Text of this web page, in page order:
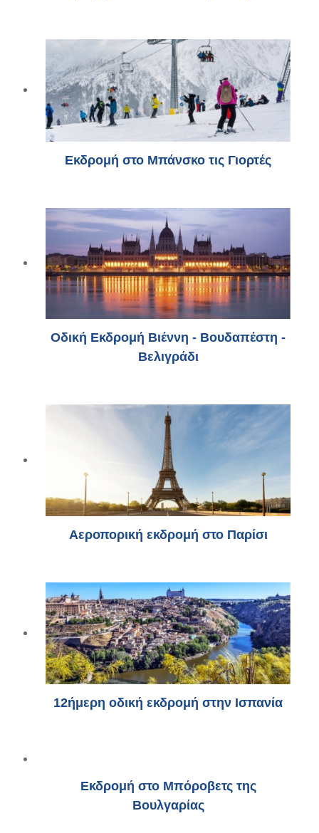
Εκδρομή στο Μπάνσκο τις Γιορτές
Οδική Εκδρομή Βιέννη - Βουδαπέστη -
Βελιγράδι
Αεροπορική εκδρομή στο Παρίσι
12ήμερη οδική εκδρομή στην Ισπανία
Εκδρομή στο Μπόροβετς της
Βουλγαρίας